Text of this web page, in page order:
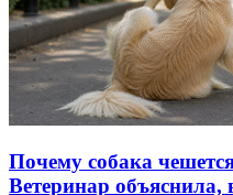
Почему собака
Ветеринар объяснила,